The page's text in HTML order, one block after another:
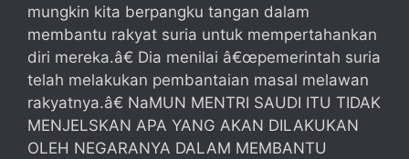
mungkin kita berpangku tangan dalam
membantu rakyat suria untuk mempertahankan
diri mereka.â€ Dia menilai â€œpemerintah suria
telah melakukan pembantaian masal melawan
rakyatnya.â€ NaMUN MENTRI SAUDI ITU TIDAK
MENJELSKAN APA YANG AKAN DILAKUKAN
OLEH NEGARANYA DALAM MEMBANTU